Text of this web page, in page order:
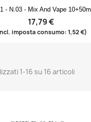
 Anteprima
- N.03 - Mix And Vape 10+50ml
17,79 €
imposta consumo: 1,52 €)
1-16 su 16 articoli